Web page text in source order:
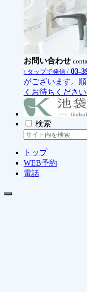
お問い合わせ
\ タップで発信 / 03-
がございます。
くお待ちください
検索
トップ
WEB予約
電話